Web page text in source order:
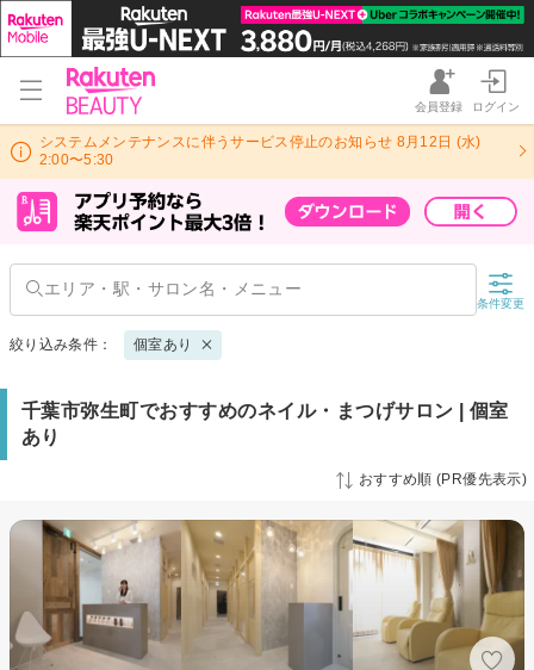
会員登録 ログイン
システムメンテナンスに伴うサービス停止のお知らせ 8月12日 (水)
2:00〜5:30
条件変更
絞り込み条件： 個室あり
千葉市弥生町でおすすめのネイル・まつげサロン | 個室
あり
おすすめ順 (PR優先表示)